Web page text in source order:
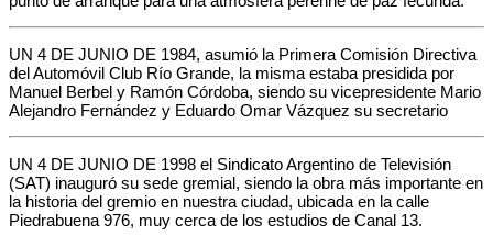
UN 4 DE JUNIO DE 1984, asumió la Primera Comisión Directiva
del Automóvil Club Río Grande, la misma estaba presidida por
Manuel Berbel y Ramón Córdoba, siendo su vicepresidente Mario
Alejandro Fernández y Eduardo Omar Vázquez su secretario
UN 4 DE JUNIO DE 1998 el Sindicato Argentino de Televisión
(SAT) inauguró su sede gremial, siendo la obra más importante en
la historia del gremio en nuestra ciudad, ubicada en la calle
Piedrabuena 976, muy cerca de los estudios de Canal 13.